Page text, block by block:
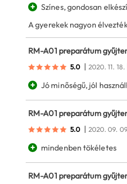
+ Színes, gondosan
A gyerekek nagyon
RM-A01 preparátum
5.0 | 2020. 11. 18.
+ Jó minőségű, jól
RM-A01 preparátum
5.0 | 2020. 09.
+ mindenben tökéletes
RM-A01 preparátum